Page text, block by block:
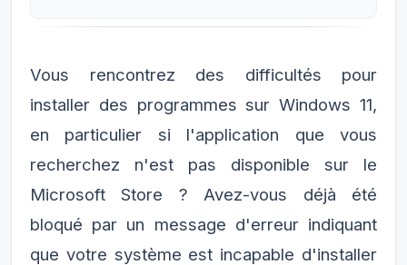
Vous rencontrez des difficultés pour
installer des programmes sur Windows 11,
en particulier si l'application que vous
recherchez n'est pas disponible sur le
Microsoft Store ? Avez-vous déjà été
bloqué par un message d'erreur indiquant
que votre système est incapable d'installer